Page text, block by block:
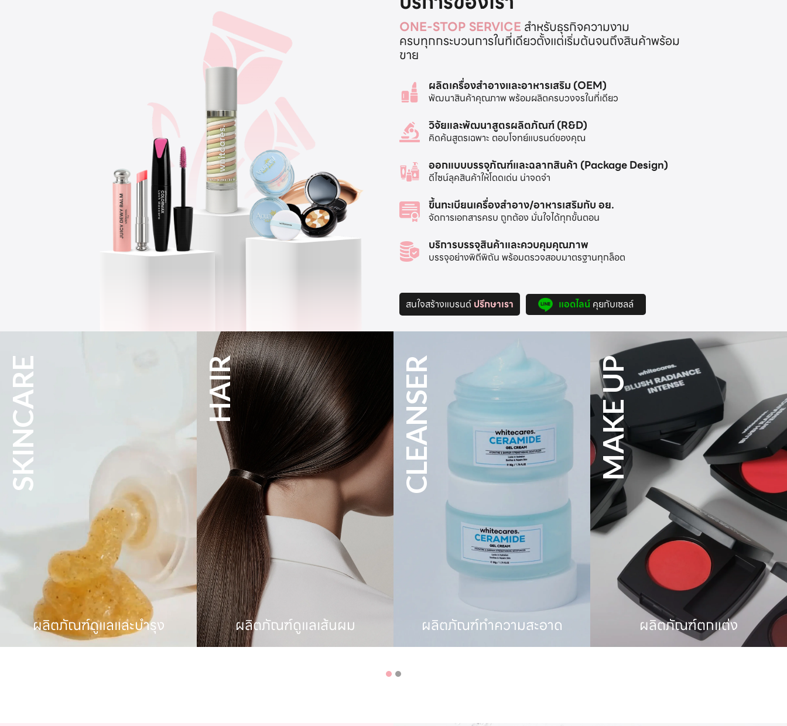
ONE-STOP SERVICE สำหรับธุรกิจความงาม
ครบทุกกระบวนการในที่เดียวตั้งแต่เริ่มต้นจนถึงสินค้าพร้อม
ขาย
ผลิตเครื่องสำอางและอาหารเสริม (OEM)
พัฒนาสินค้าคุณภาพ พร้อมผลิตครบวงจรในที่เดียว
วิจัยและพัฒนาสูตรผลิตภัณฑ์ (R&D)
คิดค้นสูตรเฉพาะ ตอบโจทย์แบรนด์ของคุณ
ออกแบบบรรจุภัณฑ์และฉลากสินค้า (Package Design)
ดีไซน์ลุคสินค้าให้โดดเด่น น่าจดจำ
ขึ้นทะเบียนเครื่องสำอาง/อาหารเสริมกับ อย.
จัดการเอกสารครบ ถูกต้อง มั่นใจได้ทุกขั้นตอน
บริการบรรจุสินค้าและควบคุมคุณภาพ
บรรจุอย่างพิถีพิถัน พร้อมตรวจสอบมาตรฐานทุกล็อต
สนใจสร้างแบรนด์ ปรึกษาเรา แอดไลน์ คุยกับเซลล์
HAIR
ผลิตภัณฑ์ดูแลเส้นผม
CLEANSER
ผลิตภัณฑ์ทำความสะอาด
MAKE UP
ผลิตภัณฑ์ตกแต่ง
SUPPLEMENT
ผลิตภัณฑ์อาหารเสริม